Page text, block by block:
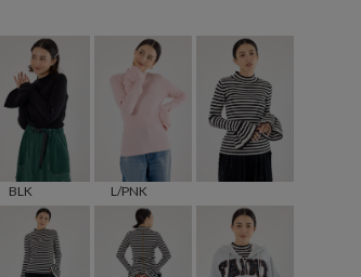
BLK L/PNK